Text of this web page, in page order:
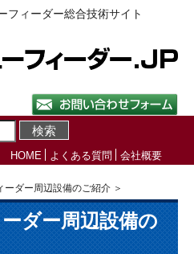
フィーダー総合技術サイト
HOME よくある質問 会社概要
ーダー周辺設備のご紹介 ＞
ダー周辺設備の